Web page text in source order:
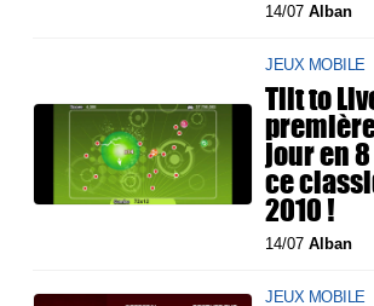
14/07Alban
JEUX MOBILE
Tilt to
jour en
ce
2010 !
14/07Alban
JEUX MOBILE